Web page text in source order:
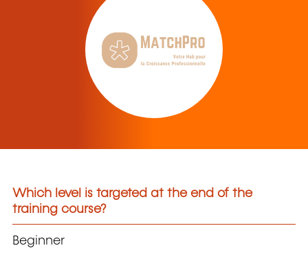
Which level is targeted at the end of the
training course?
Beginner